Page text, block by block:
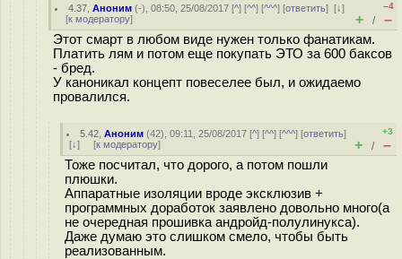
4.37 ,Аноним (-), 08:50, 25/08/2017 [^] [^^] [^^^] [ответить][↓]
[к модератору]
–4
+ / –
Этот смарт в любом виде нужен только фанатикам.
Платить лям и потом еще покупать ЭТО за 600 баксов
- бред.
У каноникал концепт повеселее был, и ожидаемо
провалился.
5.42 ,Аноним (42), 09:11, 25/08/2017 [^] [^^] [^^^] [ответить]
[↓] [к модератору]
+3
+ / –
Тоже посчитал, что дорого, а потом пошли
плюшки.
Аппаратные изоляции вроде эксклюзив +
программных доработок заявлено довольно много(а
не очередная прошивка андройд-полулинукса).
Даже думаю это слишком смело, чтобы быть
реализованным.